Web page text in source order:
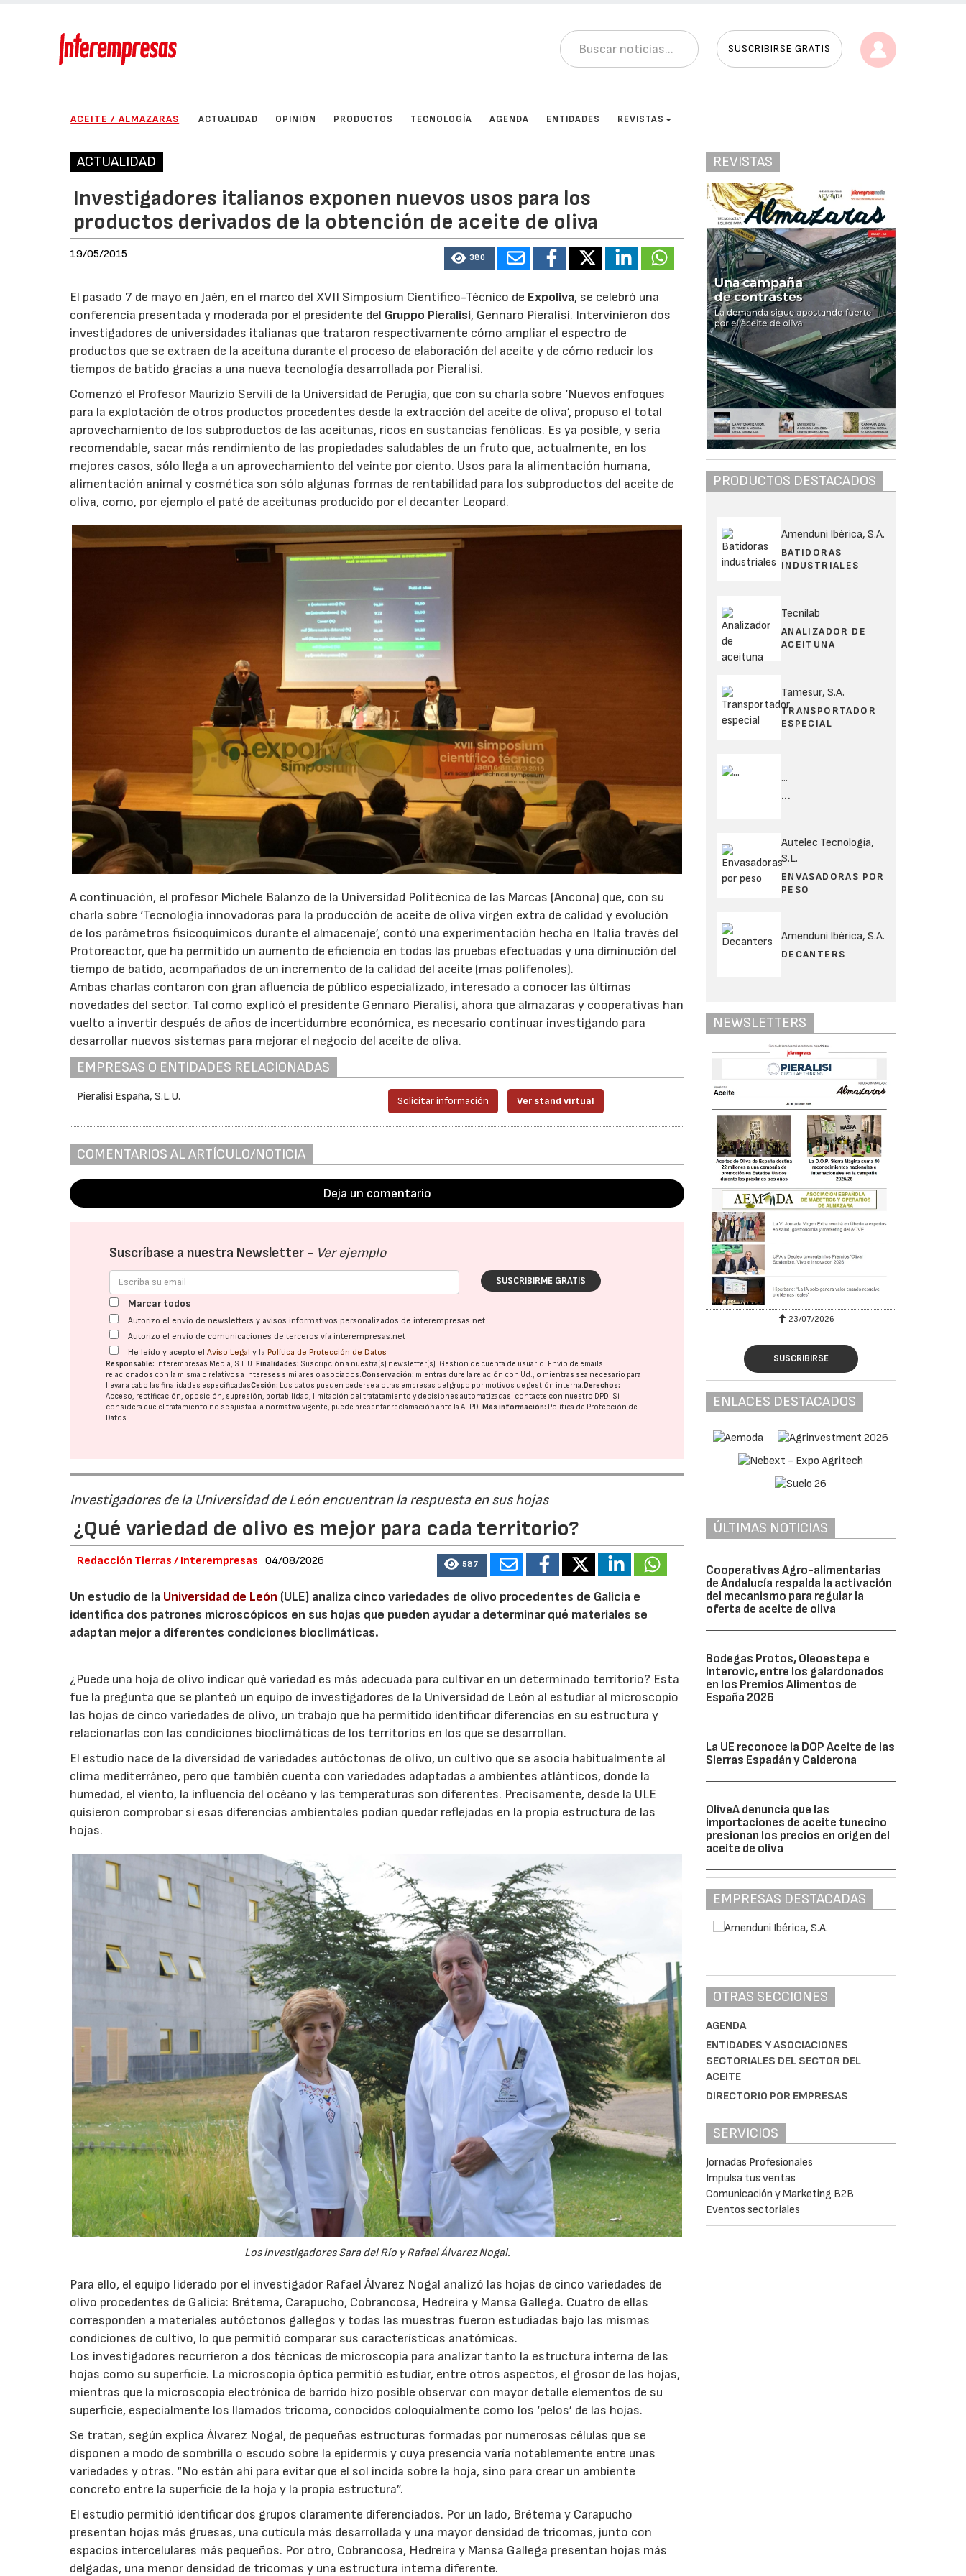
SUSCRIBIRSE GRATIS
ACEITE / ALMAZARAS ACTUALIDAD OPINIÓN PRODUCTOS TECNOLOGÍA AGENDA ENTIDADES REVISTAS
ACTUALIDAD
Investigadores italianos exponen nuevos usos para los
productos derivados de la obtención de aceite de oliva
19/05/2015 380
El pasado 7 de mayo en Jaén, en el marco del XVII Simposium Científico-Técnico de Expoliva, se celebró una
conferencia presentada y moderada por el presidente del Gruppo Pieralisi, Gennaro Pieralisi. Intervinieron dos
investigadores de universidades italianas que trataron respectivamente cómo ampliar el espectro de
productos que se extraen de la aceituna durante el proceso de elaboración del aceite y de cómo reducir los
tiempos de batido gracias a una nueva tecnología desarrollada por Pieralisi.
Comenzó el Profesor Maurizio Servili de la Universidad de Perugia, que con su charla sobre ‘Nuevos enfoques
para la explotación de otros productos procedentes desde la extracción del aceite de oliva’, propuso el total
aprovechamiento de los subproductos de las aceitunas, ricos en sustancias fenólicas. Es ya posible, y sería
recomendable, sacar más rendimiento de las propiedades saludables de un fruto que, actualmente, en los
mejores casos, sólo llega a un aprovechamiento del veinte por ciento. Usos para la alimentación humana,
alimentación animal y cosmética son sólo algunas formas de rentabilidad para los subproductos del aceite de
oliva, como, por ejemplo el paté de aceitunas producido por el decanter Leopard.
A continuación, el profesor Michele Balanzo de la Universidad Politécnica de las Marcas (Ancona) que, con su
charla sobre ‘Tecnología innovadoras para la producción de aceite de oliva virgen extra de calidad y evolución
de los parámetros fisicoquímicos durante el almacenaje’, contó una experimentación hecha en Italia través del
Protoreactor, que ha permitido un aumento de eficiencia en todas las pruebas efectuadas y una diminución del
tiempo de batido, acompañados de un incremento de la calidad del aceite (mas polifenoles).
Ambas charlas contaron con gran afluencia de público especializado, interesado a conocer las últimas
novedades del sector. Tal como explicó el presidente Gennaro Pieralisi, ahora que almazaras y cooperativas han
vuelto a invertir después de años de incertidumbre económica, es necesario continuar investigando para
desarrollar nuevos sistemas para mejorar el negocio del aceite de oliva.
EMPRESAS O ENTIDADES RELACIONADAS
Pieralisi España, S.L.U. Solicitar información Ver stand virtual
COMENTARIOS AL ARTÍCULO/NOTICIA
Deja un comentario
Suscríbase a nuestra Newsletter - Ver ejemplo
SUSCRIBIRME GRATIS
Marcar todos
Autorizo el envío de newsletters y avisos informativos personalizados de interempresas.net
Autorizo el envío de comunicaciones de terceros vía interempresas.net
He leído y acepto elAviso Legal y la Política de Protección de Datos
Responsable: Interempresas Media, S.L.U.Finalidades: Suscripción a nuestra(s) newsletter(s). Gestión de cuenta de usuario. Envío de emails
relacionados con la misma o relativos a intereses similares o asociados.Conservación: mientras dure la relación con Ud., o mientras sea necesario para
llevar a cabo las finalidades especificadasCesión: Los datos pueden cederse a otras empresas del grupo por motivos de gestión interna.Derechos:
Acceso, rectificación, oposición, supresión, portabilidad, limitación del tratatamiento y decisiones automatizadas: contacte con nuestro DPD. Si
considera que el tratamiento no se ajusta a la normativa vigente, puede presentar reclamación ante laAEPD.Más información: Política de Protección de
Datos
Investigadores de la Universidad de León encuentran la respuesta en sus hojas
¿Qué variedad de olivo es mejor para cada territorio?
Redacción Tierras / Interempresas 04/08/2026 587
Un estudio de la Universidad de León (ULE) analiza cinco variedades de olivo procedentes de Galicia e
identifica dos patrones microscópicos en sus hojas que pueden ayudar a determinar qué materiales se
adaptan mejor a diferentes condiciones bioclimáticas.
¿Puede una hoja de olivo indicar qué variedad es más adecuada para cultivar en un determinado territorio? Esta
fue la pregunta que se planteó un equipo de investigadores de la Universidad de León al estudiar al microscopio
las hojas de cinco variedades de olivo, un trabajo que ha permitido identificar diferencias en su estructura y
relacionarlas con las condiciones bioclimáticas de los territorios en los que se desarrollan.
El estudio nace de la diversidad de variedades autóctonas de olivo, un cultivo que se asocia habitualmente al
clima mediterráneo, pero que también cuenta con variedades adaptadas a ambientes atlánticos, donde la
humedad, el viento, la influencia del océano y las temperaturas son diferentes. Precisamente, desde la ULE
quisieron comprobar si esas diferencias ambientales podían quedar reflejadas en la propia estructura de las
hojas.
Los investigadores Sara del Río y Rafael Álvarez Nogal.
Para ello, el equipo liderado por el investigador Rafael Álvarez Nogal analizó las hojas de cinco variedades de
olivo procedentes de Galicia: Brétema, Carapucho, Cobrancosa, Hedreira y Mansa Gallega. Cuatro de ellas
corresponden a materiales autóctonos gallegos y todas las muestras fueron estudiadas bajo las mismas
condiciones de cultivo, lo que permitió comparar sus características anatómicas.
Los investigadores recurrieron a dos técnicas de microscopía para analizar tanto la estructura interna de las
hojas como su superficie. La microscopía óptica permitió estudiar, entre otros aspectos, el grosor de las hojas,
mientras que la microscopía electrónica de barrido hizo posible observar con mayor detalle elementos de su
superficie, especialmente los llamados tricoma, conocidos coloquialmente como los ‘pelos’ de las hojas.
Se tratan, según explica Álvarez Nogal, de pequeñas estructuras formadas por numerosas células que se
disponen a modo de sombrilla o escudo sobre la epidermis y cuya presencia varía notablemente entre unas
variedades y otras. “No están ahí para evitar que el sol incida sobre la hoja, sino para crear un ambiente
concreto entre la superficie de la hoja y la propia estructura”.
El estudio permitió identificar dos grupos claramente diferenciados. Por un lado, Brétema y Carapucho
presentan hojas más gruesas, una cutícula más desarrollada y una mayor densidad de tricomas, junto con
espacios intercelulares más pequeños. Por otro, Cobrancosa, Hedreira y Mansa Gallega presentan hojas más
delgadas, una menor densidad de tricomas y una estructura interna diferente.
REVISTAS
PRODUCTOS DESTACADOS
Amenduni Ibérica, S.A.
BATIDORAS
INDUSTRIALES
Tecnilab
ANALIZADOR DE
ACEITUNA
Tamesur, S.A.
TRANSPORTADOR
ESPECIAL
...
...
Autelec Tecnología,
S.L.
ENVASADORAS POR
PESO
Amenduni Ibérica, S.A.
DECANTERS
NEWSLETTERS
23/07/2026 23/07/2026
SUSCRIBIRSE
ENLACES DESTACADOS
ÚLTIMAS NOTICIAS
Cooperativas Agro-alimentarias
de Andalucía respalda la activación
del mecanismo para regular la
oferta de aceite de oliva
Bodegas Protos, Oleoestepa e
Interovic, entre los galardonados
en los Premios Alimentos de
España 2026
La UE reconoce la DOP Aceite de las
Sierras Espadán y Calderona
OliveA denuncia que las
importaciones de aceite tunecino
presionan los precios en origen del
aceite de oliva
EMPRESAS DESTACADAS
OTRAS SECCIONES
AGENDA
ENTIDADES Y ASOCIACIONES
SECTORIALES DEL SECTOR DEL
ACEITE
DIRECTORIO POR EMPRESAS
SERVICIOS
Jornadas Profesionales
Impulsa tus ventas
Comunicación y Marketing B2B
Eventos sectoriales